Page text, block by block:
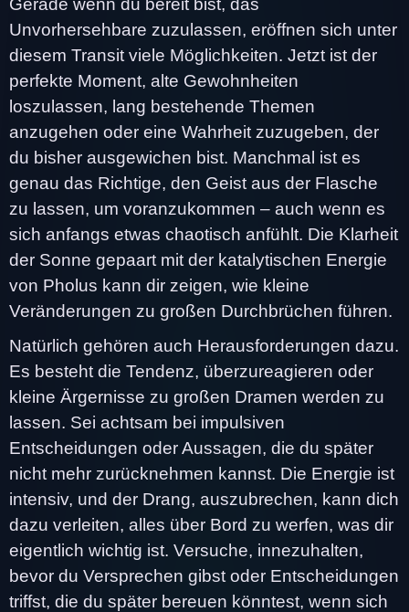
Gerade wenn du bereit bist, das
Unvorhersehbare zuzulassen, eröffnen sich unter
diesem Transit viele Möglichkeiten. Jetzt ist der
perfekte Moment, alte Gewohnheiten
loszulassen, lang bestehende Themen
anzugehen oder eine Wahrheit zuzugeben, der
du bisher ausgewichen bist. Manchmal ist es
genau das Richtige, den Geist aus der Flasche
zu lassen, um voranzukommen – auch wenn es
sich anfangs etwas chaotisch anfühlt. Die Klarheit
der Sonne gepaart mit der katalytischen Energie
von Pholus kann dir zeigen, wie kleine
Veränderungen zu großen Durchbrüchen führen.
Natürlich gehören auch Herausforderungen dazu.
Es besteht die Tendenz, überzureagieren oder
kleine Ärgernisse zu großen Dramen werden zu
lassen. Sei achtsam bei impulsiven
Entscheidungen oder Aussagen, die du später
nicht mehr zurücknehmen kannst. Die Energie ist
intensiv, und der Drang, auszubrechen, kann dich
dazu verleiten, alles über Bord zu werfen, was dir
eigentlich wichtig ist. Versuche, innezuhalten,
bevor du Versprechen gibst oder Entscheidungen
triffst, die du später bereuen könntest, wenn sich